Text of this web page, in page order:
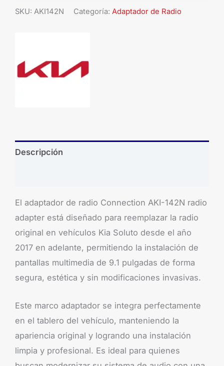
SKU: AKI142N Categoría: Adaptador de Radio
Descripción
El adaptador de radio Connection AKI-142N radio
adapter está diseñado para reemplazar la radio
original en vehículos Kia Soluto desde el año
2017 en adelante, permitiendo la instalación de
pantallas multimedia de 9.1 pulgadas de forma
segura, estética y sin modificaciones invasivas.
Este marco adaptador se integra perfectamente
en el tablero del vehículo, manteniendo la
apariencia original y logrando una instalación
limpia y profesional. Es ideal para quienes